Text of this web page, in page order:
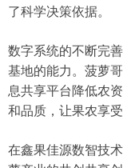
了科学决策依据。
数字系统的不断完
基地的能力。菠萝
息共享平台降低农
和品质，让果农享
在鑫果佳源数智技